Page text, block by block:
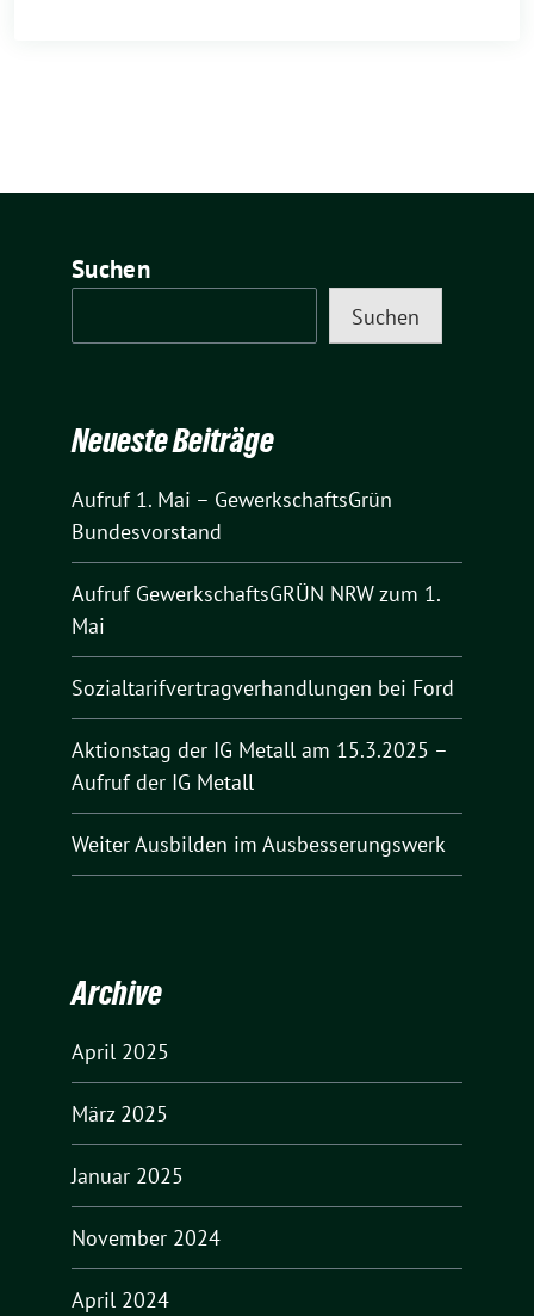
Suchen
Suchen
Neueste Beiträge
Aufruf 1. Mai – GewerkschaftsGrün
Bundesvorstand
Aufruf GewerkschaftsGRÜN NRW zum 1.
Mai
Sozialtarifvertragverhandlungen bei Ford
Aktionstag der IG Metall am 15.3.2025 –
Aufruf der IG Metall
Weiter Ausbilden im Ausbesserungswerk
Archive
April 2025
März 2025
Januar 2025
November 2024
April 2024